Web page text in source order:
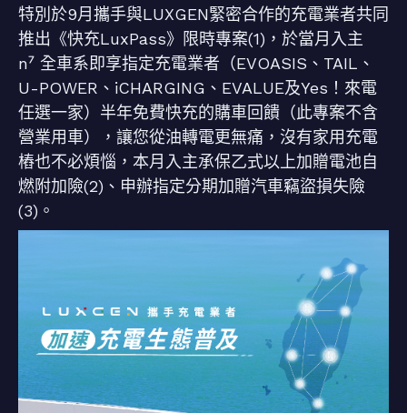
特別於9月攜手與LUXGEN緊密合作的充電業者共同
推出《快充LuxPass》限時專案(1)，於當月入主
n⁷ 全車系即享指定充電業者（EVOASIS、TAIL、
U-POWER、iCHARGING、EVALUE及Yes！來電
任選一家）半年免費快充的購車回饋（此專案不含
營業用車），讓您從油轉電更無痛，沒有家用充電
樁也不必煩惱，本月入主承保乙式以上加贈電池自
燃附加險(2)、申辦指定分期加贈汽車竊盜損失險
(3)。